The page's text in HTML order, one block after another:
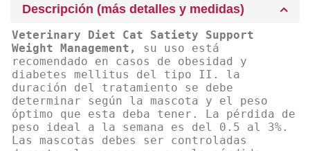
Descripción (más detalles y medidas)
Veterinary Diet Cat Satiety Support
Weight Management, su uso está
recomendado en casos de obesidad y
diabetes mellitus del tipo II. la
duración del tratamiento se debe
determinar según la mascota y el peso
óptimo que esta deba tener. La pérdida de
peso ideal a la semana es del 0.5 al 3%.
Las mascotas debes ser controladas